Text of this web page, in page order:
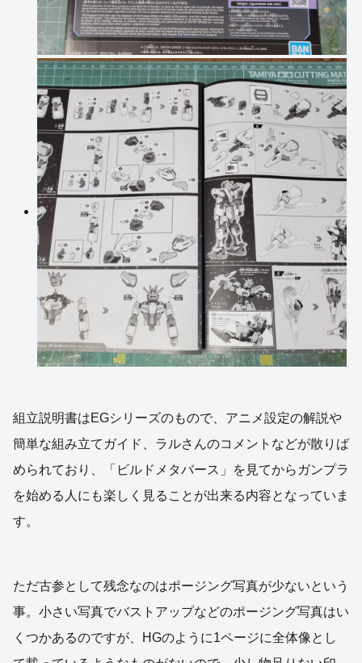
組立説明書はEGシリーズのもので、アニメ設定の解説や
簡単な組み立てガイド、ラルさんのコメントなどが散りば
められており、「ビルドメタバース」を見てからガンプラ
を始める人にも楽しく見ることが出来る内容となっていま
す。
ただ古参として残念なのはポージング写真が少ないという
事。小さい写真でバストアップなどのポージング写真はい
くつかあるのですが、HGのように1ページに全体像とし